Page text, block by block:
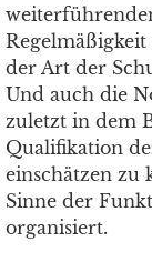
der Art der
Und auch die
zuletzt in dem
Qualifikation
einschätzen zu
Sinne der
organisiert.